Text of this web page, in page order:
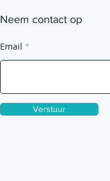
Neem contact op
Email
Verstuur